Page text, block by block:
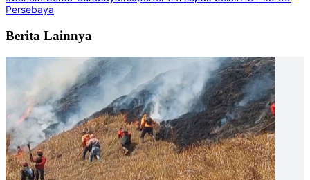
Persebaya
Berita Lainnya